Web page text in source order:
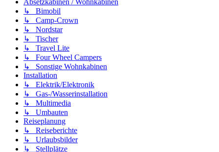
Absetzkabinen / Wohnkabinen
↳ Bimobil
↳ Camp-Crown
↳ Nordstar
↳ Tischer
↳ Travel Lite
↳ Four Wheel Campers
↳ Sonstige Wohnkabinen
Installation
↳ Elektrik/Elektronik
↳ Gas-/Wasserinstallation
↳ Multimedia
↳ Umbauten
Reiseplanung
↳ Reiseberichte
↳ Urlaubsbilder
↳ Stellplätze